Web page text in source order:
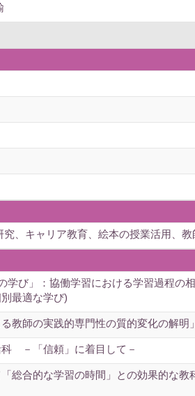
、キャリア教育、絵本の授業活用、
学び」：協働学習における学習過程の
最適な学び)
教師の実践的専門性の質的変化の解明
－「信頼」に着目して－
総合的な学習の時間」との効果的な